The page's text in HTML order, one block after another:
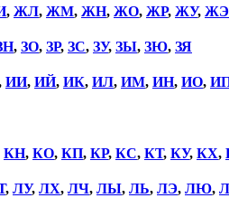
, ЖЛ, ЖМ, ЖН, ЖО, ЖР, ЖУ, ЖЭ
, ЗО, ЗР, ЗС, ЗУ, ЗЫ, ЗЮ, ЗЯ
ИИ, ИЙ, ИК, ИЛ, ИМ, ИН, ИО,
КН, КО, КП, КР, КС, КТ, КУ, КХ,
, ЛУ, ЛХ, ЛЧ, ЛЫ, ЛЬ, ЛЭ, ЛЮ,